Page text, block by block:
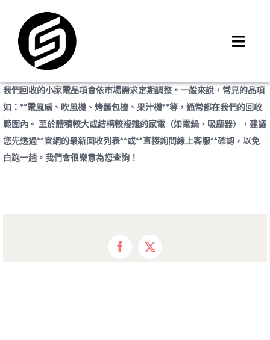
content
門市據點
iMCheck APP
iPhone 回收價
我們回收的小家電品項會依市場需求定期調整。一般來說，常見的品項
如：**電風扇、吹風機、烤麵包機、果汁機**等，通常都在我們的回收
範圍內。 至於體積較大或結構較複雜的家電（如電鍋、吸塵器），建議
您先透過**官網的最新回收列表**或**直接詢問線上客服**確認，以免
白跑一趟。我們會很樂意為您查詢！
Facebook
X